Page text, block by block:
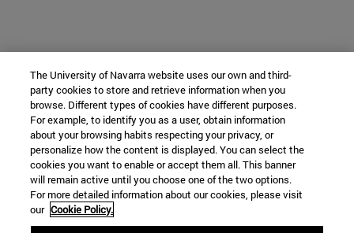
The University of Navarra website uses our own and third-
party cookies to store and retrieve information when you
browse. Different types of cookies have different purposes.
For example, to identify you as a user, obtain information
about your browsing habits respecting your privacy, or
personalize how the content is displayed. You can select the
cookies you want to enable or accept them all. This banner
will remain active until you choose one of the two options.
For more detailed information about our cookies, please visit
our Cookie Policy.